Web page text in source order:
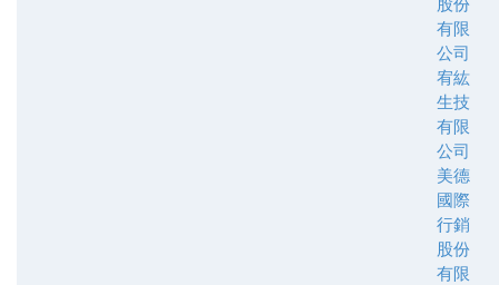
有限
公司
宥紘
生技
有限
公司
美德
國際
行銷
股份
有限